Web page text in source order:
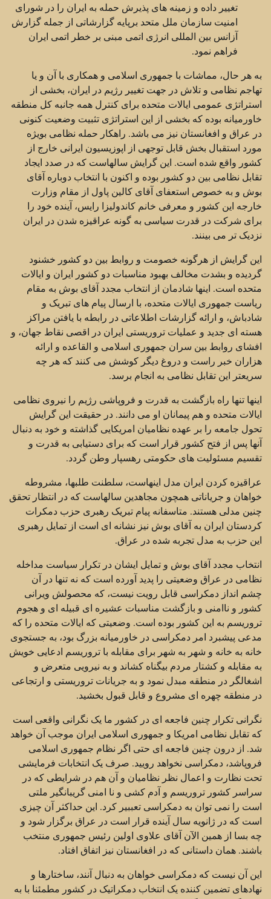
تغییر داده و زمینه های پذیرش حمله به ایران را در شورای
امنیت سازمان ملل متحد برپایه گزارشاتی از جمله گزارش
آزانس بین المللی انرژی اتمی مبنی بر خطر اتمی ایران
فراهم نمود.
به هر حال، مماشات با جمهوری اسلامی و همکاری با آن و یا
تهاجم نظامی و تلاش در جهت تغییر رژیم در ایران، بخشی از
استراتژی عمومی ایالات متحده برای کنترل همه جانبه کل منطقه
خاورمیانه بوده که بخشی از این استراتژی تثبیت وضعیت کنونی
در عراق و افغانستان نیز می باشد. راهکار حمله نظامی بویژه
مورد استقبال بخش قابل توجهی از اپوزیسیون ایرانی خارج از
کشور واقع شده است. این گرایش سالهاست که در صدد ایجاد
تقابل نظامی بین دو کشور بوده و اکنون با انتخاب دوباره آقای
بوش و به خصوص استعفای آقای کالین پاول از مقام وزارت
خارجه این کشور و معرفی خانم کاندولیزا رایس، آینده خود را
برای شرکت در قدرت سیاسی به گونه عراقیزه شدن در ایران
نزدیک تر می بینند.
این گرایش از هرگونه خصومت و روابط بین دو کشور خشنود
گردیده و بشدت مخالف بهبود مناسبات دو کشور ایران و ایالات
متحده است. اینها شادمان از انتخاب مجدد آقای بوش به مقام
ریاست جمهوری ایالات متحده، با ارسال پیام های تبریک و
شادباش، و ارائه گزارشات اطلاعاتی در رابطه با یافتن مراکز
هسته ای جدید و عملیات تروریستی ایران در اقصی نقاط جهان، و
افشای روابط بین سران جمهوری اسلامی و القاعده و ارائه
هزاران خبر راست و دروغ دیگر کوشش می کنند که هر چه
سریعتر این تقابل نظامی به انجام برسد.
اینها تنها راه بازگشت به قدرت و فروپاشی رژیم را نیروی نظامی
ایالات متحده و هم پیمانان او می دانند. در حقیقت این گرایش
تحول جامعه را بر عهده نظامیان امریکایی گذاشته و خود به دنبال
آنها پس از فتح کشور قرار است که برای دستیابی به قدرت و
تقسیم مسئولیت های حکومتی رهسپار وطن گردد.
عراقیزه کردن ایران مدل اینهاست، سلطنت طلبها، مشروطه
خواهان و جریاناتی همچون مجاهدین سالهاست که در انتظار تحقق
چنین مدلی هستند. متاسفانه پیام تبریک رهبری حزب دمکرات
کردستان ایران به آقای بوش نیز نشانه ای است از تمایل رهبری
این حزب به مدل تجربه شده در عراق.
انتخاب مجدد آقای بوش و تمایل ایشان در تکرار سیاست مداخله
نظامی در عراق وضعیتی را پدید آورده است که نه تنها در آن
چشم انداز دمکراسی قابل رویت نیست، که محصولش ویرانی
کشور و ناامنی و بازگشت مناسبات عشیره ای قبیله ای و هجوم
تروریسم به این کشور بوده است. وضعیتی که ایالات متحده را که
مدعی پیشبرد امر دمکراسی در خاورمیانه بزرگ بود، به جستجوی
خانه به خانه و شهر به شهر برای مقابله با تروریسم ادعایی خویش
به مقابله و کشتار مردم بیگناه کشاند و به نیرویی متعرض و
اشغالگر در منطقه مبدل نمود و به جریانات تروریستی و ارتجاعی
در منطقه چهره ای مشروع و قابل قبول بخشید.
نگرانی تکرار چنین فاجعه ای در کشور ما یک نگرانی واقعی است
که تقابل نظامی امریکا و جمهوری اسلامی ایران موجب آن خواهد
شد. از درون چنین فاجعه ای حتی اگر نظام جمهوری اسلامی
فروپاشد، دمکراسی نخواهد رویید. صرف یک انتخابات فرمایشی
تحت نظارت و اعمال نظر نظامیان و آن هم در شرایطی که در
سراسر کشور تروریسم و آدم کشی و نا امنی گریبانگیر ملتی
است را نمی توان به دمکراسی تعببیر کرد. این حداکثر آن چیزی
است که در ژانویه سال آینده قرار است در عراق برگزار شود و
چه بسا از همین الآن آقای علاوی اولین رئیس جمهوری منتخب
باشند. همان داستانی که در افغانستان نیز اتفاق افتاد.
این آن نیست که دمکراسی خواهان به دنبال آنند، ساختارها و
نهادهای تضمین کننده یک انتخاب دمکراتیک در کشور مطمئنا با به